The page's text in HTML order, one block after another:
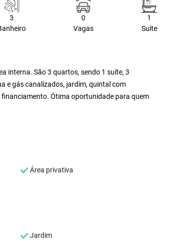
3
0
Vagas
1
Suite
interna. São 3 quartos, sendo 1 suíte, 3
e gás canalizados, jardim, quintal com
Ótima oportunidade para quem
Área privativa
Jardim